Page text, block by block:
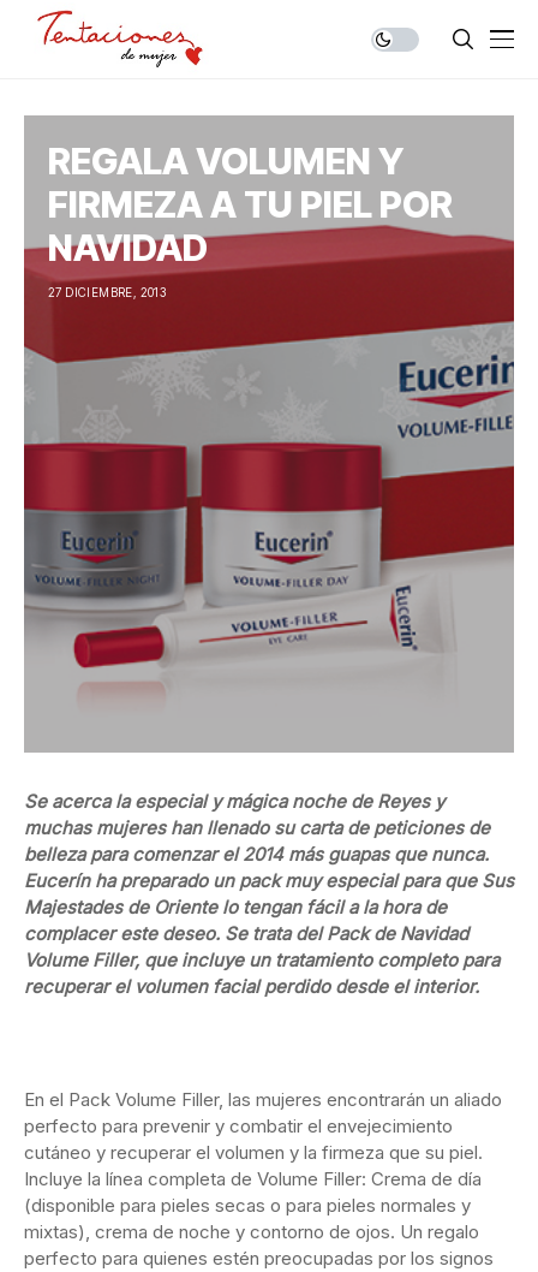
REGALA VOLUMEN Y
FIRMEZA A TU PIEL POR
NAVIDAD
27 DICIEMBRE, 2013
Se acerca la especial y mágica noche de Reyes y
muchas mujeres han llenado su carta de peticiones de
belleza para comenzar el 2014 más guapas que nunca.
Eucerín ha preparado un pack muy especial para que Sus
Majestades de Oriente lo tengan fácil a la hora de
complacer este deseo. Se trata del Pack de Navidad
Volume Filler, que incluye un tratamiento completo para
recuperar el volumen facial perdido desde el interior.
En el Pack Volume Filler, las mujeres encontrarán un aliado
perfecto para prevenir y combatir el envejecimiento
cutáneo y recuperar el volumen y la firmeza que su piel.
Incluye la línea completa de Volume Filler: Crema de día
(disponible para pieles secas o para pieles normales y
mixtas), crema de noche y contorno de ojos. Un regalo
perfecto para quienes estén preocupadas por los signos